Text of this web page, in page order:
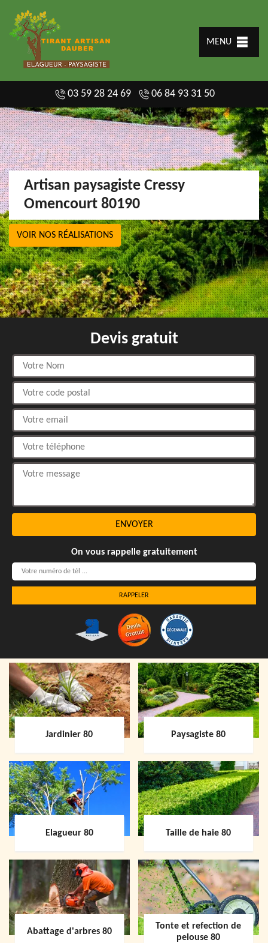
MENU
03 59 28 24 69 06 84 93 31 50
Artisan paysagiste Cressy
Omencourt 80190
VOIR NOS RÉALISATIONS
Devis gratuit
On vous rappelle gratuitement
Jardinier 80 Paysagiste 80
Elagueur 80 Taille de haie 80
Abattage d'arbres 80
Tonte et refection de
pelouse 80